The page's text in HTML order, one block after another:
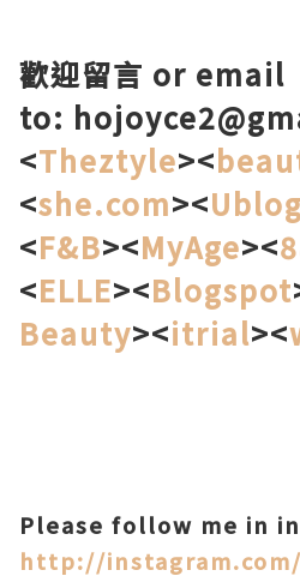
歡迎留言 or email
to:
<Theztyle><
<she.com><Ublog
<F&B><MyAge><
<ELLE><Blogspot
Beauty><itrial><
Please follow me in
http://